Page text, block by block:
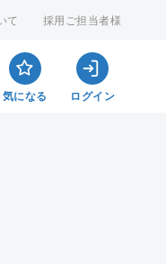
て 採用ご担当者様
気になる ログイン